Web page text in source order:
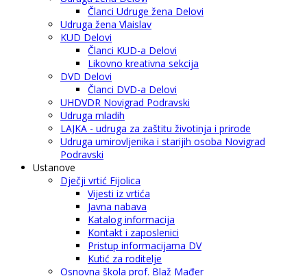
Članci Udruge žena Delovi
Udruga žena Vlaislav
KUD Delovi
Članci KUD-a Delovi
Likovno kreativna sekcija
DVD Delovi
Članci DVD-a Delovi
UHDVDR Novigrad Podravski
Udruga mladih
LAJKA - udruga za zaštitu životinja i prirode
Udruga umirovljenika i starijih osoba Novigrad
Podravski
Ustanove
Dječji vrtić Fijolica
Vijesti iz vrtića
Javna nabava
Katalog informacija
Kontakt i zaposlenici
Pristup informacijama DV
Kutić za roditelje
Osnovna škola prof. Blaž Mađer